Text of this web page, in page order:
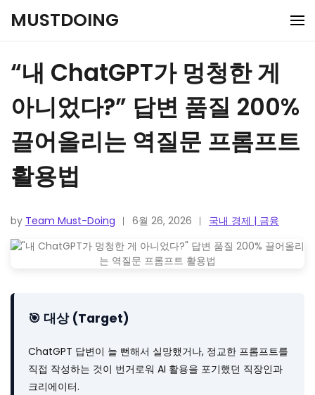
MUSTDOING
“내 ChatGPT가 멍청한 게
아니었다?” 답변 품질 200%
끌어올리는 역질문 프롬프트
활용법
by Team Must-Doing 6월 26, 2026 국내 경제 | 금융
🎯 대상 (Target)
ChatGPT 답변이 늘 뻔해서 실망했거나, 정교한 프롬프트를
직접 작성하는 것이 번거로워 AI 활용을 포기했던 직장인과
크리에이터.